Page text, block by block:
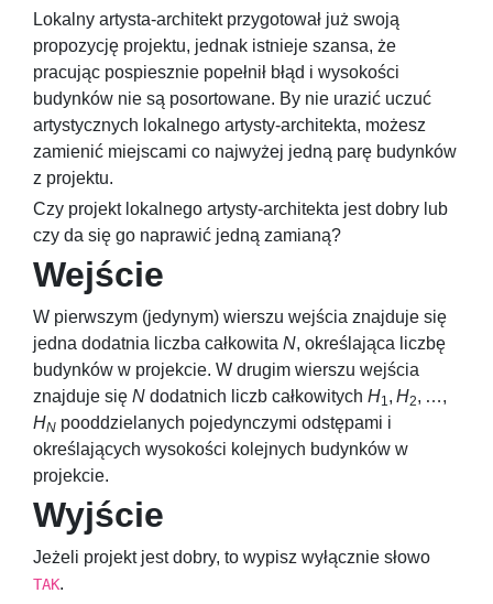
Lokalny artysta-architekt przygotował już swoją
propozycję projektu, jednak istnieje szansa, że
pracując pospiesznie popełnił błąd i wysokości
budynków nie są posortowane. By nie urazić uczuć
artystycznych lokalnego artysty-architekta, możesz
zamienić miejscami co najwyżej jedną parę budynków
z projektu.
Czy projekt lokalnego artysty-architekta jest dobry lub
czy da się go naprawić jedną zamianą?
Wejście
W pierwszym (jedynym) wierszu wejścia znajduje się
jedna dodatnia liczba całkowita N, określająca liczbę
budynków w projekcie. W drugim wierszu wejścia
znajduje się N dodatnich liczb całkowitych H1, H2, …,
HN pooddzielanych pojedynczymi odstępami i
określających wysokości kolejnych budynków w
projekcie.
Wyjście
Jeżeli projekt jest dobry, to wypisz wyłącznie słowo
TAK.